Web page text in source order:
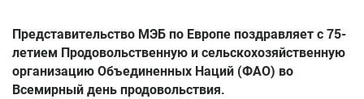
Представительство МЭБ по Европе поздравляет с 75-
летием Продовольственную и сельскохозяйственную
организацию Объединенных Наций (ФАО) во
Всемирный день продовольствия.